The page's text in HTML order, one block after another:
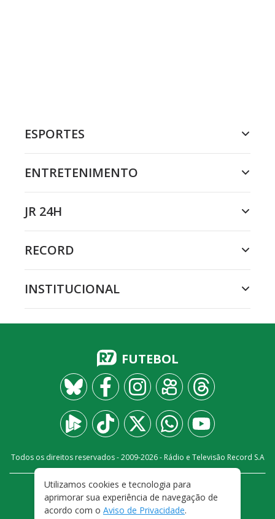
ESPORTES
ENTRETENIMENTO
JR 24H
RECORD
INSTITUCIONAL
FUTEBOL
Todos os direitos reservados - 2009-2026- Rádio e Televisão Record S.A
FALE CONOSCO
PRIVACIDADE
TERMOS E CONDIÇÕES DE USO
Utilizamos cookies e tecnologia para
aprimorar sua experiência de navegação de
acordo com o Aviso de Privacidade.